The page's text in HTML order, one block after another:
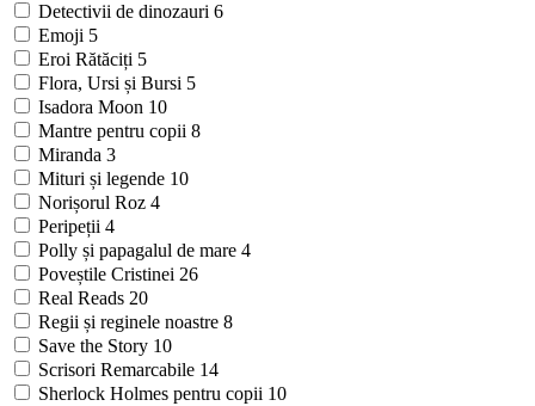
Detectivii de dinozauri 6
Emoji 5
Eroi Rătăciți 5
Flora, Ursi și Bursi 5
Isadora Moon 10
Mantre pentru copii 8
Miranda 3
Mituri și legende 10
Norișorul Roz 4
Peripeții 4
Polly și papagalul de mare 4
Poveștile Cristinei 26
Real Reads 20
Regii și reginele noastre 8
Save the Story 10
Scrisori Remarcabile 14
Sherlock Holmes pentru copii 10